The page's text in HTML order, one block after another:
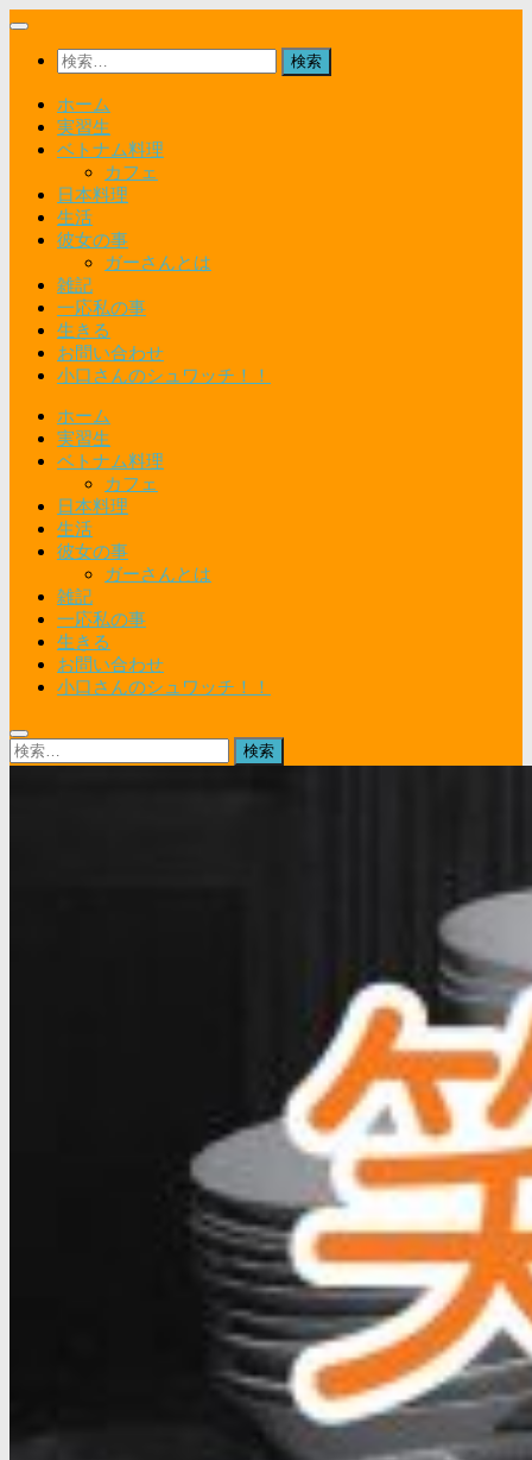
コ
検
索:
ホーム
実習生
ベトナム料理
カフェ
日本料理
生活
彼女の事
ガーさんとは
雑記
一応私の事
生きる
お問い合わせ
小口さんのシュワッチ！！
ホーム
実習生
ベトナム料理
カフェ
日本料理
生活
彼女の事
ガーさんとは
雑記
一応私の事
生きる
お問い合わせ
小口さんのシュワッチ！！
検
索: